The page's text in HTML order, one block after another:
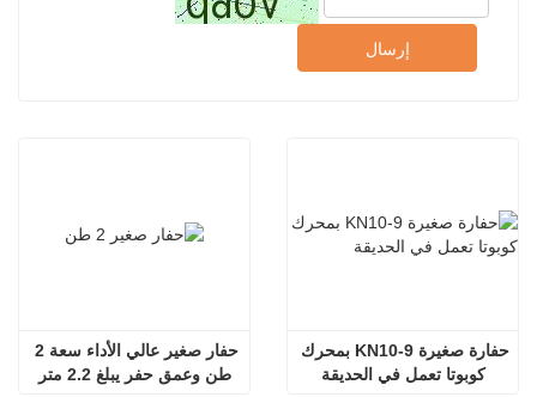
إرسال
طن وعمق حفر يبلغ 2.2 متر
كوبوتا تعمل في الحديقة